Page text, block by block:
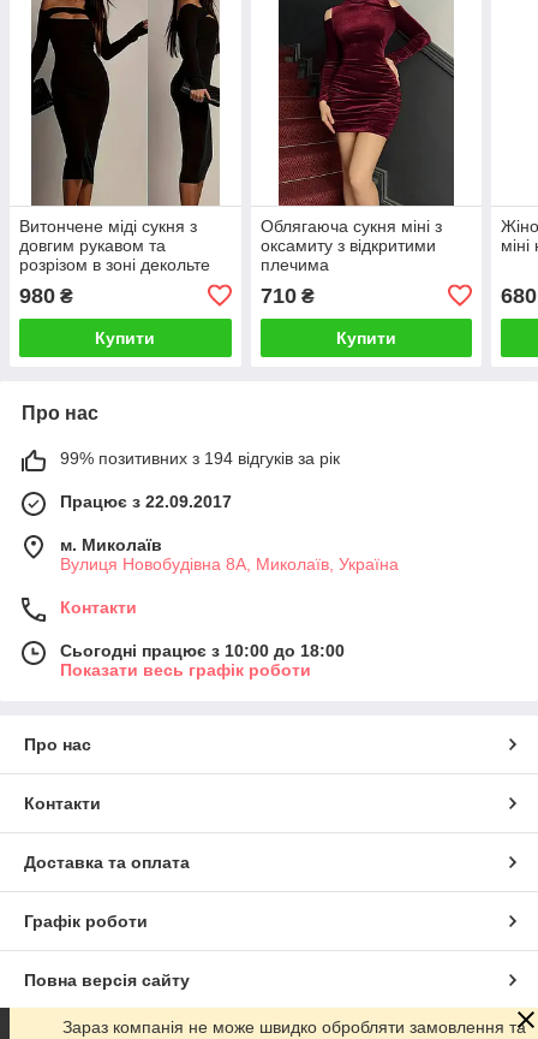
Витончене міді сукня з
довгим рукавом та
розрізом в зоні декольте
980 ₴
Купити
Облягаюча сукня міні з
оксамиту з відкритими
плечима
710₴
Купити
680
Про нас
99% позитивних з 194 відгуків за рік
Працює з 22.09.2017
м. Миколаїв
Вулиця Новобудівна 8А, Миколаїв, Україна
Контакти
Сьогодні працює з 10:00 до 18:00
Показати весь графік роботи
Про нас
Контакти
Доставка та оплата
Графік роботи
Повна версія сайту
Зараз компанія не може швидко обробляти замовлення та